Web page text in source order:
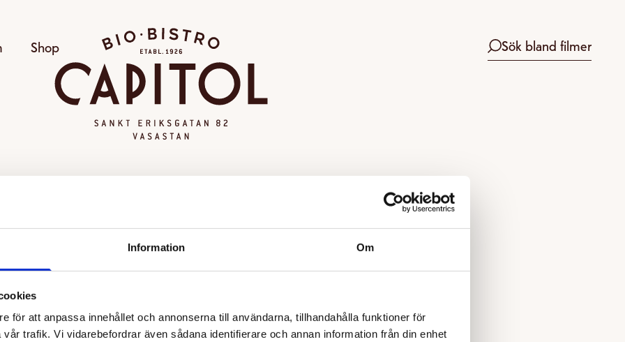
Information Om
för att anpassa innehållet och annonserna till användarna, tillhandahålla funktioner för
trafik. Vi vidarebefordrar även sådana identifierare och annan information från din enhet
Shop
Bio Capitol
Sök bland filmer
OGILTIG VISNING
valda visningen kunde inte hittas eller går inte längre att boka.